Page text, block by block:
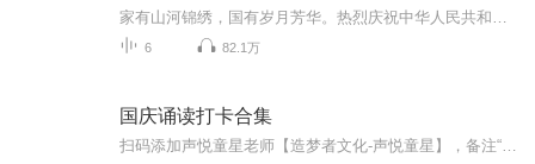
6 82.1万
国庆诵读打卡合集